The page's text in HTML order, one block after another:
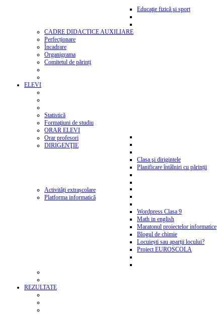
Educaţie fizică şi sport
CADRE DIDACTICE AUXILIARE
Perfecționare
Încadrare
Organigrama
Comitetul de părinți
ELEVI
Statistică
Formaţiuni de studiu
ORAR ELEVI
Orar profesori
DIRIGENŢIE
Clasa şi dirigintele
Planificare întâlniri cu părinții
Activități extrașcolare
Platforma informatică
Wordpress Clasa 9
Math in english
Maratonul proiectelor informatice
Blogul de chimie
Locuiești sau aparții locului?
Proiect EUROSCOLA
REZULTATE